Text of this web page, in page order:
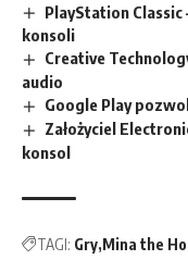
PlayStation
konsoli
Creative
audio
Google Play
Założyciel
konsol
TAGI: Gry Mina the